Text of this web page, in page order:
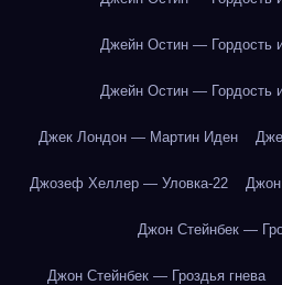
Джейн Остин — Гордость
Джейн Остин — Гордость
Джек Лондон — Мартин Иден
Джозеф Хеллер — Уловка-22 Джон
Джон Стейнбек —
Джон Стейнбек — Гроздья гнева